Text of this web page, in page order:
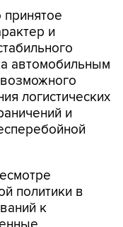
принятое
и
автомобильным
логистических
и
политики в
к